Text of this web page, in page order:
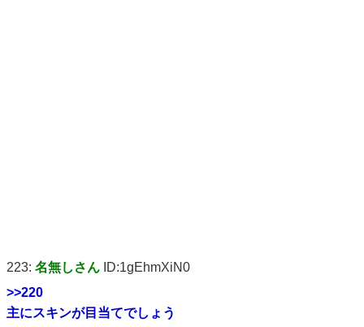
223: 名無しさん ID:1gEhmXiN0
>>220
主にスキンが目当てでしょう